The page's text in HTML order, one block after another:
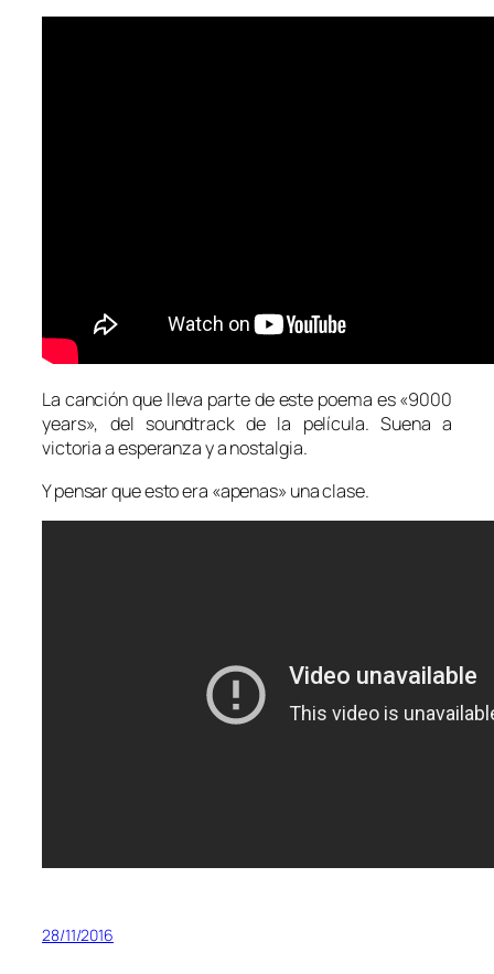
La canción que lleva parte de este poema es «9000
years», del soundtrack de la película. Suena a
victoria a esperanza y a nostalgia.
Y pensar que esto era «apenas» una clase.
28/11/2016